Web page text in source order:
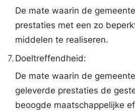
De mate waarin de
prestaties met een zo
middelen te realiseren.
7. Doeltreffendheid:
De mate waarin de
geleverde prestaties de
beoogde maatschappelijke